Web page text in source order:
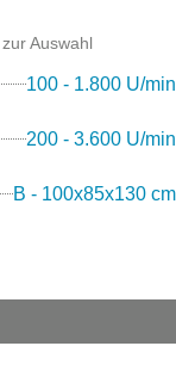
Auswahl
100 - 1.800 U/min
200 - 3.600 U/min
B - 100x85x130 cm